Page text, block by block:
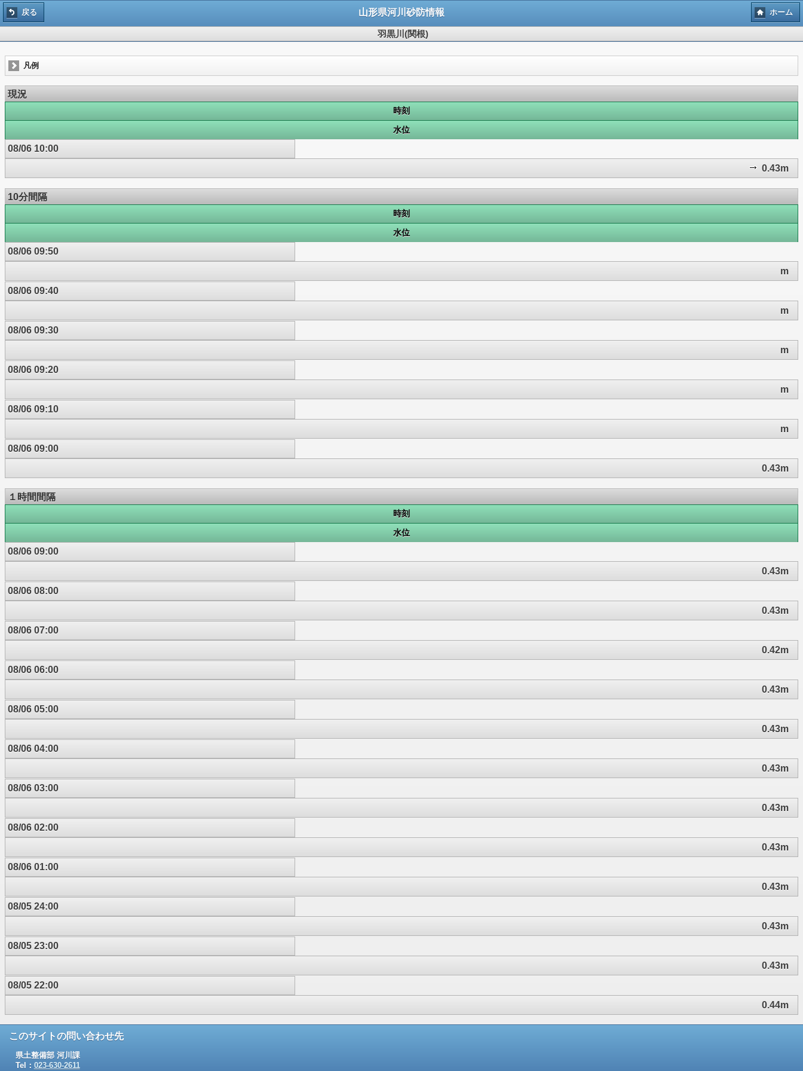
戻る 山形県河川砂防情報 ホーム
羽黒川(関根)
凡例
現況
時刻
水位
08/06 10:00
0.43m
10分間隔
時刻
水位
08/06 09:50
m
08/06 09:40
m
08/06 09:30
m
08/06 09:20
m
08/06 09:10
m
08/06 09:00
0.43m
１時間間隔
時刻
水位
08/06 09:00
0.43m
08/06 08:00
0.43m
08/06 07:00
0.42m
08/06 06:00
0.43m
08/06 05:00
0.43m
08/06 04:00
0.43m
08/06 03:00
0.43m
08/06 02:00
0.43m
08/06 01:00
0.43m
08/05 24:00
0.43m
08/05 23:00
0.43m
08/05 22:00
0.44m
このサイトの問い合わせ先
県土整備部 河川課
Tel： 023-630-2611